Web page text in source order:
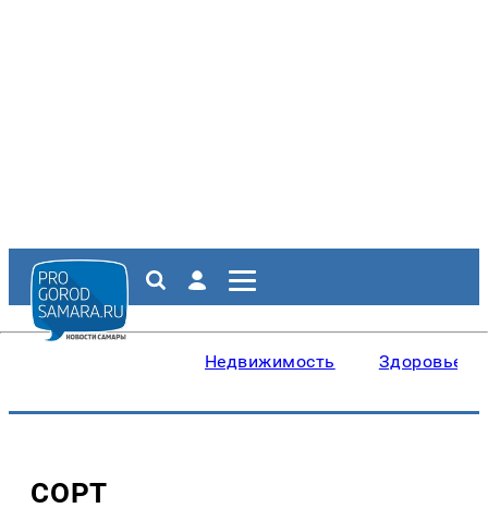
Недвижимость Здоровье
СОРТ